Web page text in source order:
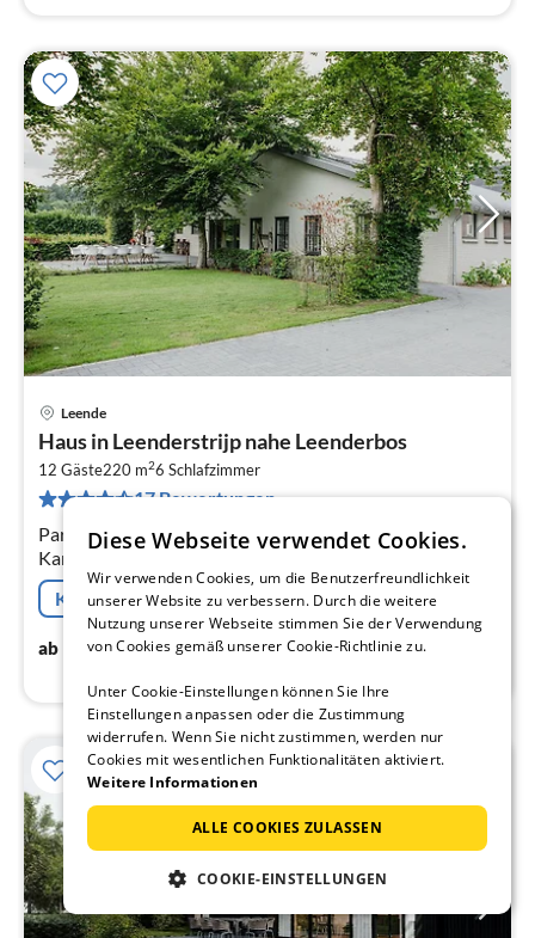
Leende
Haus in Leenderstrijp nahe Leenderbos
12 Gäste220 m26 Schlafzimmer
17 Bewertungen
Parterre: (Eingangshalle, Wohnzimmer(TV, Esstisch,
Kaminofen, Sitzecke), Küche(Kaffeemaschine,
Espressomaschine, Backofen, Spülmaschine,
Kühl-/Gefrierkombination)
Kostenfreie Stornierung
ab 450€/ Nacht
Diese Webseite verwendet Cookies.
Wir verwenden Cookies, um die Benutzerfreundlichkeit
unserer Website zu verbessern. Durch die weitere
Nutzung unserer Webseite stimmen Sie der Verwendung
von Cookies gemäß unserer Cookie-Richtlinie zu.
Unter Cookie-Einstellungen können Sie Ihre
Einstellungen anpassen oder die Zustimmung
widerrufen. Wenn Sie nicht zustimmen, werden nur
Cookies mit wesentlichen Funktionalitäten aktiviert.
Weitere Informationen
ALLE COOKIES ZULASSEN
COOKIE-EINSTELLUNGEN